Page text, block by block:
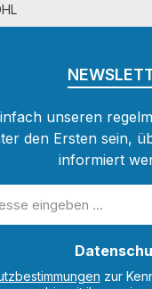
unseren
den Ersten sein,
informiert
zur